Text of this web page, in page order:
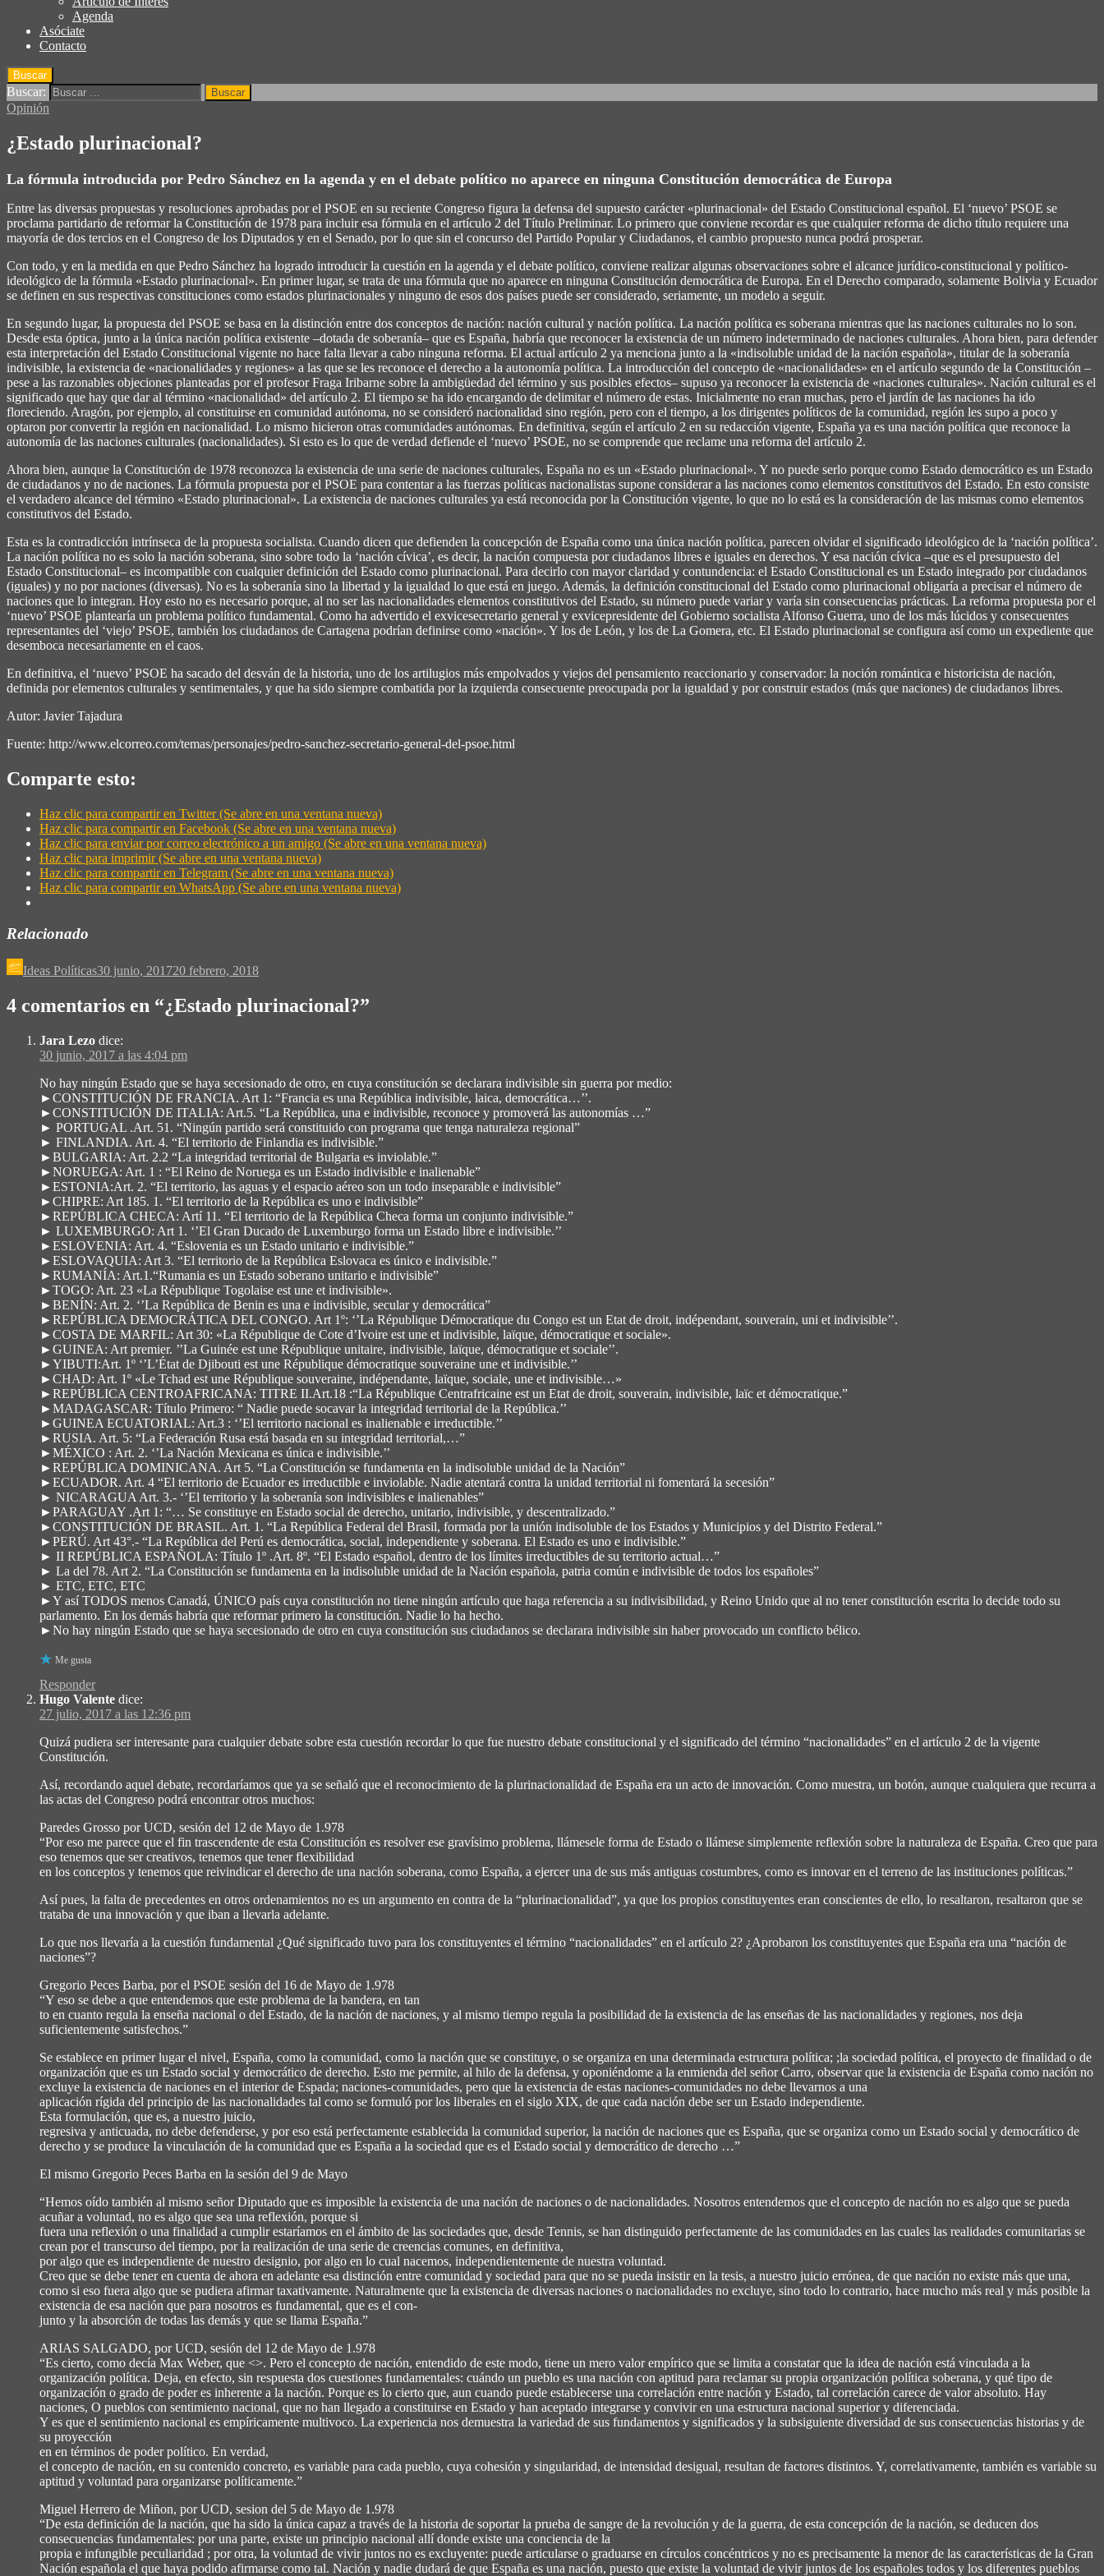
Agenda
Asóciate
Contacto
Buscar
Buscar:
Opinión
¿Estado plurinacional?
La fórmula introducida por Pedro Sánchez en la agenda y en el debate político no aparece en ninguna Constitución democrática de Europa
Entre las diversas propuestas y resoluciones aprobadas por el PSOE en su reciente Congreso figura la defensa del supuesto carácter «plurinacional» del Estado Constitucional español. El ‘nuevo’ PSOE se
proclama partidario de reformar la Constitución de 1978 para incluir esa fórmula en el artículo 2 del Título Preliminar. Lo primero que conviene recordar es que cualquier reforma de dicho título requiere una
mayoría de dos tercios en el Congreso de los Diputados y en el Senado, por lo que sin el concurso del Partido Popular y Ciudadanos, el cambio propuesto nunca podrá prosperar.
Con todo, y en la medida en que Pedro Sánchez ha logrado introducir la cuestión en la agenda y el debate político, conviene realizar algunas observaciones sobre el alcance jurídico-constitucional y político-
ideológico de la fórmula «Estado plurinacional». En primer lugar, se trata de una fórmula que no aparece en ninguna Constitución democrática de Europa. En el Derecho comparado, solamente Bolivia y Ecuador
se definen en sus respectivas constituciones como estados plurinacionales y ninguno de esos dos países puede ser considerado, seriamente, un modelo a seguir.
En segundo lugar, la propuesta del PSOE se basa en la distinción entre dos conceptos de nación: nación cultural y nación política. La nación política es soberana mientras que las naciones culturales no lo son.
Desde esta óptica, junto a la única nación política existente –dotada de soberanía– que es España, habría que reconocer la existencia de un número indeterminado de naciones culturales. Ahora bien, para defender
esta interpretación del Estado Constitucional vigente no hace falta llevar a cabo ninguna reforma. El actual artículo 2 ya menciona junto a la «indisoluble unidad de la nación española», titular de la soberanía
indivisible, la existencia de «nacionalidades y regiones» a las que se les reconoce el derecho a la autonomía política. La introducción del concepto de «nacionalidades» en el artículo segundo de la Constitución –
pese a las razonables objeciones planteadas por el profesor Fraga Iribarne sobre la ambigüedad del término y sus posibles efectos– supuso ya reconocer la existencia de «naciones culturales». Nación cultural es el
significado que hay que dar al término «nacionalidad» del artículo 2. El tiempo se ha ido encargando de delimitar el número de estas. Inicialmente no eran muchas, pero el jardín de las naciones ha ido
floreciendo. Aragón, por ejemplo, al constituirse en comunidad autónoma, no se consideró nacionalidad sino región, pero con el tiempo, a los dirigentes políticos de la comunidad, región les supo a poco y
optaron por convertir la región en nacionalidad. Lo mismo hicieron otras comunidades autónomas. En definitiva, según el artículo 2 en su redacción vigente, España ya es una nación política que reconoce la
autonomía de las naciones culturales (nacionalidades). Si esto es lo que de verdad defiende el ‘nuevo’ PSOE, no se comprende que reclame una reforma del artículo 2.
Ahora bien, aunque la Constitución de 1978 reconozca la existencia de una serie de naciones culturales, España no es un «Estado plurinacional». Y no puede serlo porque como Estado democrático es un Estado
de ciudadanos y no de naciones. La fórmula propuesta por el PSOE para contentar a las fuerzas políticas nacionalistas supone considerar a las naciones como elementos constitutivos del Estado. En esto consiste
el verdadero alcance del término «Estado plurinacional». La existencia de naciones culturales ya está reconocida por la Constitución vigente, lo que no lo está es la consideración de las mismas como elementos
constitutivos del Estado.
Esta es la contradicción intrínseca de la propuesta socialista. Cuando dicen que defienden la concepción de España como una única nación política, parecen olvidar el significado ideológico de la ‘nación política’.
La nación política no es solo la nación soberana, sino sobre todo la ‘nación cívica’, es decir, la nación compuesta por ciudadanos libres e iguales en derechos. Y esa nación cívica –que es el presupuesto del
Estado Constitucional– es incompatible con cualquier definición del Estado como plurinacional. Para decirlo con mayor claridad y contundencia: el Estado Constitucional es un Estado integrado por ciudadanos
(iguales) y no por naciones (diversas). No es la soberanía sino la libertad y la igualdad lo que está en juego. Además, la definición constitucional del Estado como plurinacional obligaría a precisar el número de
naciones que lo integran. Hoy esto no es necesario porque, al no ser las nacionalidades elementos constitutivos del Estado, su número puede variar y varía sin consecuencias prácticas. La reforma propuesta por el
‘nuevo’ PSOE plantearía un problema político fundamental. Como ha advertido el exvicesecretario general y exvicepresidente del Gobierno socialista Alfonso Guerra, uno de los más lúcidos y consecuentes
representantes del ‘viejo’ PSOE, también los ciudadanos de Cartagena podrían definirse como «nación». Y los de León, y los de La Gomera, etc. El Estado plurinacional se configura así como un expediente que
desemboca necesariamente en el caos.
En definitiva, el ‘nuevo’ PSOE ha sacado del desván de la historia, uno de los artilugios más empolvados y viejos del pensamiento reaccionario y conservador: la noción romántica e historicista de nación,
definida por elementos culturales y sentimentales, y que ha sido siempre combatida por la izquierda consecuente preocupada por la igualdad y por construir estados (más que naciones) de ciudadanos libres.
Autor: Javier Tajadura
Fuente: http://www.elcorreo.com/temas/personajes/pedro-sanchez-secretario-general-del-psoe.html
Comparte esto:
Haz clic para compartir en Twitter (Se abre en una ventana nueva)
Haz clic para compartir en Facebook (Se abre en una ventana nueva)
Haz clic para enviar por correo electrónico a un amigo (Se abre en una ventana nueva)
Haz clic para imprimir (Se abre en una ventana nueva)
Haz clic para compartir en Telegram (Se abre en una ventana nueva)
Haz clic para compartir en WhatsApp (Se abre en una ventana nueva)
Relacionado
Ideas Políticas30 junio, 201720 febrero, 2018
4 comentarios en “¿Estado plurinacional?”
Jara Lezo dice:
30 junio, 2017 a las 4:04 pm
No hay ningún Estado que se haya secesionado de otro, en cuya constitución se declarara indivisible sin guerra por medio:
►CONSTITUCIÓN DE FRANCIA. Art 1: “Francia es una República indivisible, laica, democrática…’’.
►CONSTITUCIÓN DE ITALIA: Art.5. “La República, una e indivisible, reconoce y promoverá las autonomías …”
► PORTUGAL .Art. 51. “Ningún partido será constituido con programa que tenga naturaleza regional”
► FINLANDIA. Art. 4. “El territorio de Finlandia es indivisible.”
►BULGARIA: Art. 2.2 “La integridad territorial de Bulgaria es inviolable.”
►NORUEGA: Art. 1 : “El Reino de Noruega es un Estado indivisible e inalienable”
►ESTONIA:Art. 2. “El territorio, las aguas y el espacio aéreo son un todo inseparable e indivisible”
►CHIPRE: Art 185. 1. “El territorio de la República es uno e indivisible”
►REPÚBLICA CHECA: Artí 11. “El territorio de la República Checa forma un conjunto indivisible.”
► LUXEMBURGO: Art 1. ‘’El Gran Ducado de Luxemburgo forma un Estado libre e indivisible.’’
►ESLOVENIA: Art. 4. “Eslovenia es un Estado unitario e indivisible.”
►ESLOVAQUIA: Art 3. “El territorio de la República Eslovaca es único e indivisible.”
►RUMANÍA: Art.1.“Rumania es un Estado soberano unitario e indivisible”
►TOGO: Art. 23 «La République Togolaise est une et indivisible».
►BENÍN: Art. 2. ‘’La República de Benin es una e indivisible, secular y democrática”
►REPÚBLICA DEMOCRÁTICA DEL CONGO. Art 1º: ‘’La République Démocratique du Congo est un Etat de droit, indépendant, souverain, uni et indivisible’’.
►COSTA DE MARFIL: Art 30: «La République de Cote d’Ivoire est une et indivisible, laïque, démocratique et sociale».
►GUINEA: Art premier. ’’La Guinée est une République unitaire, indivisible, laïque, démocratique et sociale’’.
►YIBUTI:Art. 1º ‘’L’État de Djibouti est une République démocratique souveraine une et indivisible.’’
►CHAD: Art. 1º «Le Tchad est une République souveraine, indépendante, laïque, sociale, une et indivisible…»
►REPÚBLICA CENTROAFRICANA: TITRE II.Art.18 :“La République Centrafricaine est un Etat de droit, souverain, indivisible, laïc et démocratique.”
►MADAGASCAR: Título Primero: “ Nadie puede socavar la integridad territorial de la República.’’
►GUINEA ECUATORIAL: Art.3 : ‘’El territorio nacional es inalienable e irreductible.’’
►RUSIA. Art. 5: “La Federación Rusa está basada en su integridad territorial,…”
►MÉXICO : Art. 2. ‘’La Nación Mexicana es única e indivisible.’’
►REPÚBLICA DOMINICANA. Art 5. “La Constitución se fundamenta en la indisoluble unidad de la Nación”
►ECUADOR. Art. 4 “El territorio de Ecuador es irreductible e inviolable. Nadie atentará contra la unidad territorial ni fomentará la secesión”
► NICARAGUA Art. 3.- ‘’El territorio y la soberanía son indivisibles e inalienables”
►PARAGUAY .Art 1: “… Se constituye en Estado social de derecho, unitario, indivisible, y descentralizado.”
►CONSTITUCIÓN DE BRASIL. Art. 1. “La República Federal del Brasil, formada por la unión indisoluble de los Estados y Municipios y del Distrito Federal.”
►PERÚ. Art 43°.- “La República del Perú es democrática, social, independiente y soberana. El Estado es uno e indivisible.”
► II REPÚBLICA ESPAÑOLA: Título 1º .Art. 8º. “El Estado español, dentro de los límites irreductibles de su territorio actual…”
► La del 78. Art 2. “La Constitución se fundamenta en la indisoluble unidad de la Nación española, patria común e indivisible de todos los españoles”
► ETC, ETC, ETC
►Y así TODOS menos Canadá, ÚNICO país cuya constitución no tiene ningún artículo que haga referencia a su indivisibilidad, y Reino Unido que al no tener constitución escrita lo decide todo su
parlamento. En los demás habría que reformar primero la constitución. Nadie lo ha hecho.
►No hay ningún Estado que se haya secesionado de otro en cuya constitución sus ciudadanos se declarara indivisible sin haber provocado un conflicto bélico.
Me gusta
Responder
Hugo Valente dice:
27 julio, 2017 a las 12:36 pm
Quizá pudiera ser interesante para cualquier debate sobre esta cuestión recordar lo que fue nuestro debate constitucional y el significado del término “nacionalidades” en el artículo 2 de la vigente
Constitución.
Así, recordando aquel debate, recordaríamos que ya se señaló que el reconocimiento de la plurinacionalidad de España era un acto de innovación. Como muestra, un botón, aunque cualquiera que recurra a
las actas del Congreso podrá encontrar otros muchos:
Paredes Grosso por UCD, sesión del 12 de Mayo de 1.978
“Por eso me parece que el fin trascendente de esta Constitución es resolver ese gravísimo problema, llámesele forma de Estado o llámese simplemente reflexión sobre la naturaleza de España. Creo que para
eso tenemos que ser creativos, tenemos que tener flexibilidad
en los conceptos y tenemos que reivindicar el derecho de una nación soberana, como España, a ejercer una de sus más antiguas costumbres, como es innovar en el terreno de las instituciones políticas.”
Así pues, la falta de precedentes en otros ordenamientos no es un argumento en contra de la “plurinacionalidad”, ya que los propios constituyentes eran conscientes de ello, lo resaltaron, resaltaron que se
trataba de una innovación y que iban a llevarla adelante.
Lo que nos llevaría a la cuestión fundamental ¿Qué significado tuvo para los constituyentes el término “nacionalidades” en el artículo 2? ¿Aprobaron los constituyentes que España era una “nación de
naciones”?
Gregorio Peces Barba, por el PSOE sesión del 16 de Mayo de 1.978
“Y eso se debe a que entendemos que este problema de la bandera, en tan
to en cuanto regula la enseña nacional o del Estado, de la nación de naciones, y al mismo tiempo regula la posibilidad de la existencia de las enseñas de las nacionalidades y regiones, nos deja
suficientemente satisfechos.”
Se establece en primer lugar el nivel, España, como la comunidad, como la nación que se constituye, o se organiza en una determinada estructura política; ;la sociedad política, el proyecto de finalidad o de
organización que es un Estado social y democrático de derecho. Esto me permite, al hilo de la defensa, y oponiéndome a la enmienda del señor Carro, observar que la existencia de España como nación no
excluye la existencia de naciones en el interior de Espada; naciones-comunidades, pero que la existencia de estas naciones-comunidades no debe llevarnos a una
aplicación rígida del principio de las nacionalidades tal como se formuló por los liberales en el siglo XIX, de que cada nación debe ser un Estado independiente.
Esta formulación, que es, a nuestro juicio,
regresiva y anticuada, no debe defenderse, y por eso está perfectamente establecida la comunidad superior, la nación de naciones que es España, que se organiza como un Estado social y democrático de
derecho y se produce Ia vinculación de la comunidad que es España a la sociedad que es el Estado social y democrático de derecho …”
El mismo Gregorio Peces Barba en la sesión del 9 de Mayo
“Hemos oído también al mismo señor Diputado que es imposible la existencia de una nación de naciones o de nacionalidades. Nosotros entendemos que el concepto de nación no es algo que se pueda
acuñar a voluntad, no es algo que sea una reflexión, porque si
fuera una reflexión o una finalidad a cumplir estaríamos en el ámbito de las sociedades que, desde Tennis, se han distinguido perfectamente de las comunidades en las cuales las realidades comunitarias se
crean por el transcurso del tiempo, por la realización de una serie de creencias comunes, en definitiva,
por algo que es independiente de nuestro designio, por algo en lo cual nacemos, independientemente de nuestra voluntad.
Creo que se debe tener en cuenta de ahora en adelante esa distinción entre comunidad y sociedad para que no se pueda insistir en la tesis, a nuestro juicio errónea, de que nación no existe más que una,
como si eso fuera algo que se pudiera afirmar taxativamente. Naturalmente que la existencia de diversas naciones o nacionalidades no excluye, sino todo lo contrario, hace mucho más real y más posible la
existencia de esa nación que para nosotros es fundamental, que es el con-
junto y la absorción de todas las demás y que se llama España.”
ARIAS SALGADO, por UCD, sesión del 12 de Mayo de 1.978
“Es cierto, como decía Max Weber, que <>. Pero el concepto de nación, entendido de este modo, tiene un mero valor empírico que se limita a constatar que la idea de nación está vinculada a la
organización política. Deja, en efecto, sin respuesta dos cuestiones fundamentales: cuándo un pueblo es una nación con aptitud para reclamar su propia organización política soberana, y qué tipo de
organización o grado de poder es inherente a la nación. Porque es lo cierto que, aun cuando puede establecerse una correlación entre nación y Estado, tal correlación carece de valor absoluto. Hay
naciones, O pueblos con sentimiento nacional, que no han llegado a constituirse en Estado y han aceptado integrarse y convivir en una estructura nacional superior y diferenciada.
Y es que el sentimiento nacional es empíricamente multivoco. La experiencia nos demuestra la variedad de sus fundamentos y significados y la subsiguiente diversidad de sus consecuencias historias y de
su proyección
en en términos de poder político. En verdad,
el concepto de nación, en su contenido concreto, es variable para cada pueblo, cuya cohesión y singularidad, de intensidad desigual, resultan de factores distintos. Y, correlativamente, también es variable su
aptitud y voluntad para organizarse políticamente.”
Miguel Herrero de Miñon, por UCD, sesion del 5 de Mayo de 1.978
“De esta definición de la nación, que ha sido la única capaz a través de la historia de soportar la prueba de sangre de la revolución y de la guerra, de esta concepción de la nación, se deducen dos
consecuencias fundamentales: por una parte, existe un principio nacional allí donde existe una conciencia de la
propia e infungible peculiaridad ; por otra, la voluntad de vivir juntos no es excluyente: puede articularse o graduarse en círculos concéntricos y no es precisamente la menor de las características de la Gran
Nación española el que haya podido afirmarse como tal. Nación y nadie dudará de que España es una nación, puesto que existe la voluntad de vivir juntos de los españoles todos y los diferentes pueblos